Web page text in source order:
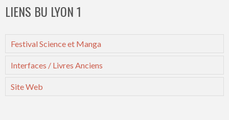
LIENS BU LYON 1
Festival Science et Manga
Interfaces / Livres Anciens
Site Web